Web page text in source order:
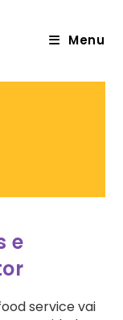
Menu
e
service vai